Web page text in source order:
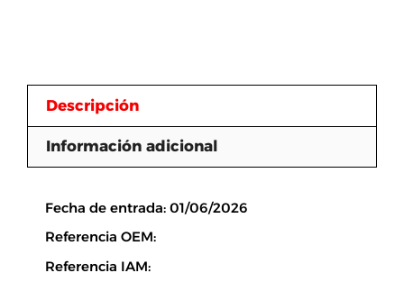
Descripción
Información adicional
Fecha de entrada: 01/06/2026
Referencia OEM:
Referencia IAM: